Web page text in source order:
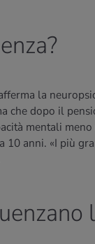
la
che dopo il
mentali meno
anni. «I più